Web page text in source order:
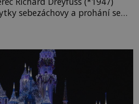
sebezáchovy a prohání se
mercedesu jako utržený ze
katastrofou, když to Dreyfuss
kokain. Tímto